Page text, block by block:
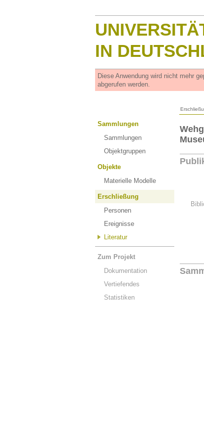
IN
Diese Anwendung wird nicht mehr
abgerufen werden.
Sammlungen
Sammlungen
Objektgruppen
Objekte
Materielle Modelle
Erschließung
Personen
Ereignisse
Literatur
Zum Projekt
Dokumentation
Vertiefendes
Statistiken